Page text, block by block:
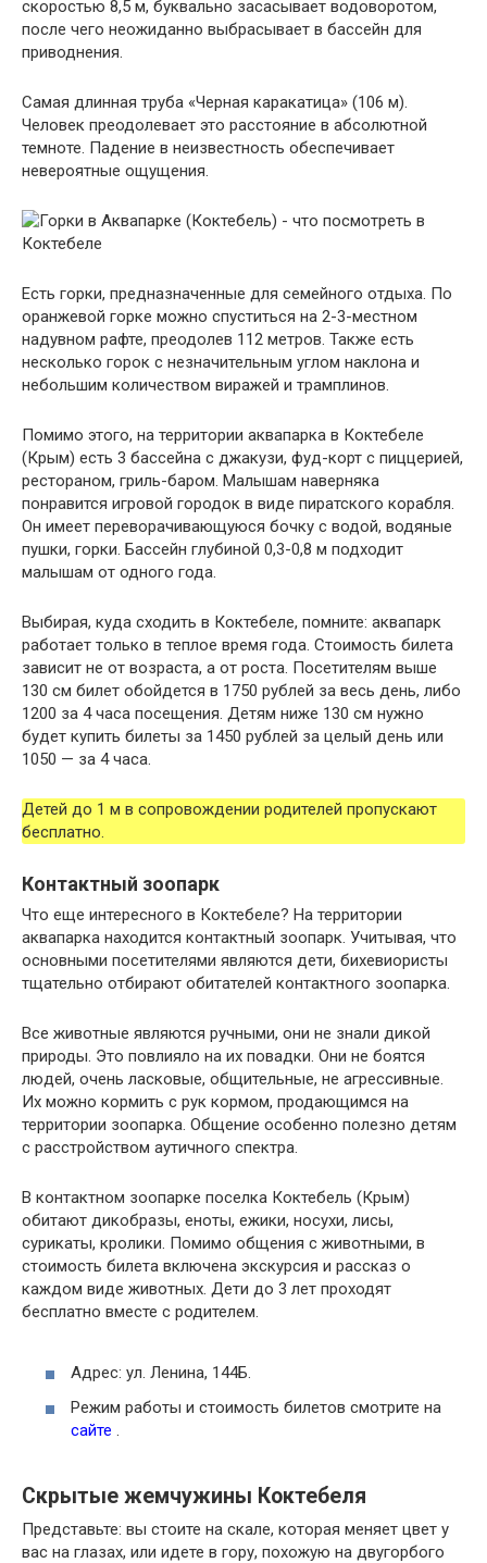
скоростью 8,5 м, буквально засасывает водоворотом,
после чего неожиданно выбрасывает в бассейн для
приводнения.
Самая длинная труба «Черная каракатица» (106 м).
Человек преодолевает это расстояние в абсолютной
темноте. Падение в неизвестность обеспечивает
невероятные ощущения.
Есть горки, предназначенные для семейного отдыха. По
оранжевой горке можно спуститься на 2-3-местном
надувном рафте, преодолев 112 метров. Также есть
несколько горок с незначительным углом наклона и
небольшим количеством виражей и трамплинов.
Помимо этого, на территории аквапарка в Коктебеле
(Крым) есть 3 бассейна с джакузи, фуд-корт с пиццерией,
рестораном, гриль-баром. Малышам наверняка
понравится игровой городок в виде пиратского корабля.
Он имеет переворачивающуюся бочку с водой, водяные
пушки, горки. Бассейн глубиной 0,3-0,8 м подходит
малышам от одного года.
Выбирая, куда сходить в Коктебеле, помните: аквапарк
работает только в теплое время года. Стоимость билета
зависит не от возраста, а от роста. Посетителям выше
130 см билет обойдется в 1750 рублей за весь день, либо
1200 за 4 часа посещения. Детям ниже 130 см нужно
будет купить билеты за 1450 рублей за целый день или
1050 — за 4 часа.
Детей до 1 м в сопровождении родителей пропускают
бесплатно.
Контактный зоопарк
Что еще интересного в Коктебеле? На территории
аквапарка находится контактный зоопарк. Учитывая, что
основными посетителями являются дети, бихевиористы
тщательно отбирают обитателей контактного зоопарка.
Все животные являются ручными, они не знали дикой
природы. Это повлияло на их повадки. Они не боятся
людей, очень ласковые, общительные, не агрессивные.
Их можно кормить с рук кормом, продающимся на
территории зоопарка. Общение особенно полезно детям
с расстройством аутичного спектра.
В контактном зоопарке поселка Коктебель (Крым)
обитают дикобразы, еноты, ежики, носухи, лисы,
сурикаты, кролики. Помимо общения с животными, в
стоимость билета включена экскурсия и рассказ о
каждом виде животных. Дети до 3 лет проходят
бесплатно вместе с родителем.
Адрес: ул. Ленина, 144Б.
Режим работы и стоимость билетов смотрите на
сайте
Скрытые жемчужины Коктебеля
Представьте: вы стоите на скале, которая меняет цвет у
вас на глазах, или идете в гору, похожую на двугорбого